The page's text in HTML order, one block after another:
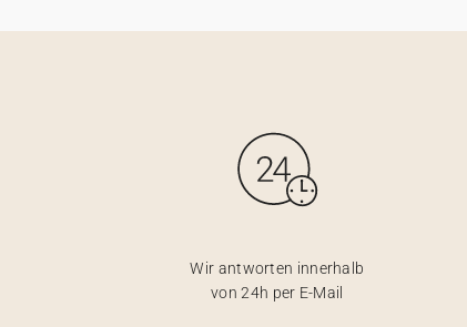
Wir antworten innerhalb
von 24h per E-Mail